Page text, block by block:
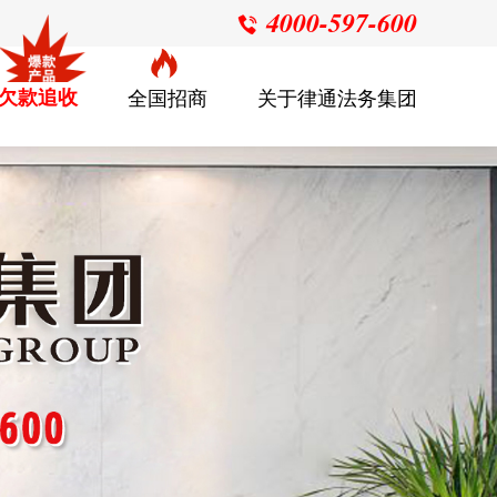
 4000-597-600
款追收 全国招商 关于律通法务集团